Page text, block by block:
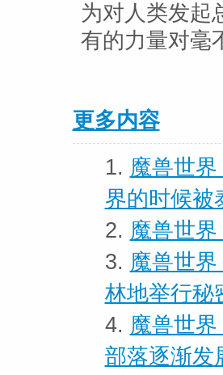
为对人类发起
有的力量对毫
更多内容
1. 魔兽世
界的时候被
2. 魔兽世
3. 魔兽世
林地举行秘
4. 魔兽世
部落逐渐发